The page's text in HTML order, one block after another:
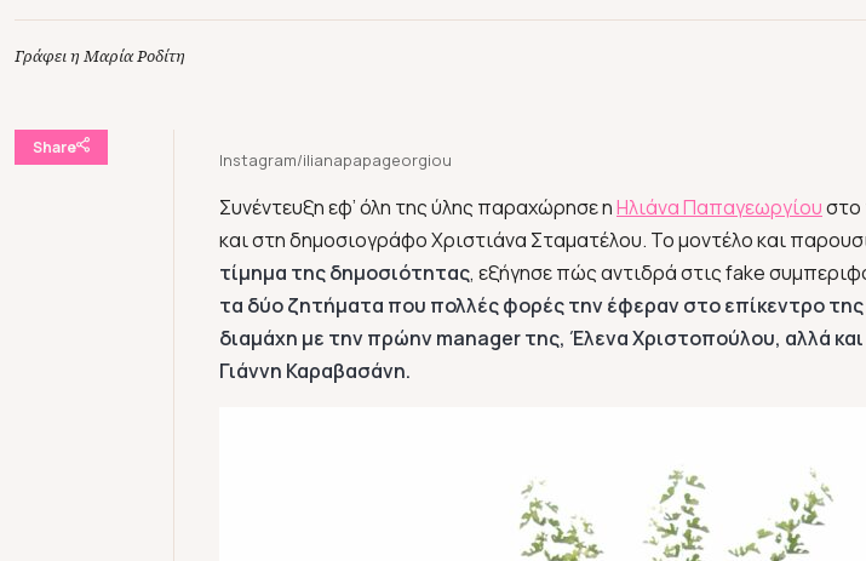
Γράφει η Μαρία Ροδίτη
Share
Instagram/ilianapapageorgiou
Συνέντευξη εφ’ όλη της ύλης παραχώρησε ηΗλιάνα Παπαγεωργίουστο
και στη δημοσιογράφο Χριστιάνα Σταματέλου. Το μοντέλο και
τίμημα της δημοσιότητας, εξήγησε πώς αντιδρά στις fake
τα δύο ζητήματα που πολλές φορές την έφεραν στο επίκεντρο
διαμάχη με την πρώην manager της, Έλενα Χριστοπούλου, αλλά
Γιάννη Καραβασάνη.